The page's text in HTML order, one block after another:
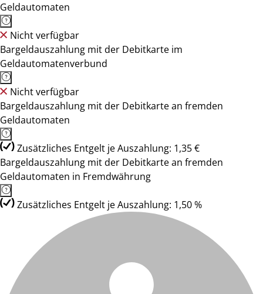
Geldautomaten
Nicht verfügbar
Bargeldauszahlung mit der Debitkarte im
Geldautomatenverbund
Nicht verfügbar
Bargeldauszahlung mit der Debitkarte an fremden
Geldautomaten
Zusätzliches Entgelt je Auszahlung: 1,35 €
Bargeldauszahlung mit der Debitkarte an fremden
Geldautomaten in Fremdwährung
Zusätzliches Entgelt je Auszahlung: 1,50 %